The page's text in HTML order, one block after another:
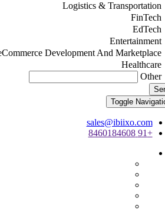
Logistics & Transportation
FinTech
EdTech
Entertainment
Development And Marketplace
Healthcare
Other
Toggle
sales@ibiixo.com
+91 8460184608